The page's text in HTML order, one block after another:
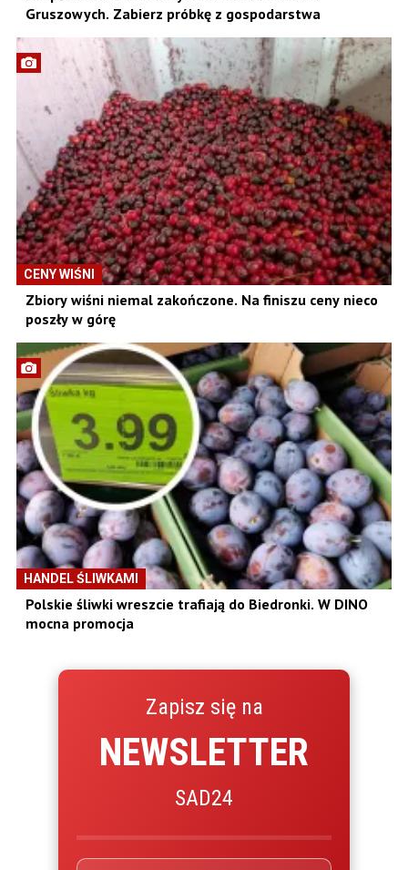
Gruszowych. Zabierz próbkę z gospodarstwa
CENY WIŚNI
Zbiory wiśni niemal zakończone. Na finiszu ceny nieco
poszły w górę
HANDEL ŚLIWKAMI
Polskie śliwki wreszcie trafiają do Biedronki. W DINO
mocna promocja
Zapisz się na
NEWSLETTER
SAD24